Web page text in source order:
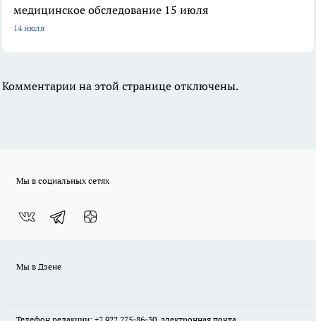
медицинское обследование 15 июля
14 июля
Комментарии на этой странице отключены.
Мы в социальных сетях
Мы в Дзене